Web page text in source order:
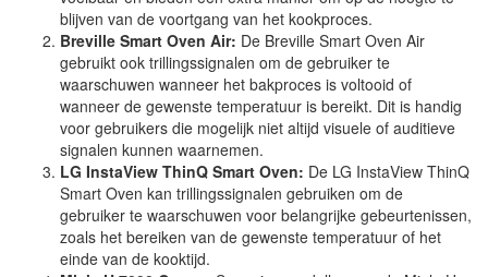
blijven van de voortgang van het kookproces.
Breville Smart Oven Air: De Breville Smart Oven Air
gebruikt ook trillingssignalen om de gebruiker te
waarschuwen wanneer het bakproces is voltooid of
wanneer de gewenste temperatuur is bereikt. Dit is handig
voor gebruikers die mogelijk niet altijd visuele of auditieve
signalen kunnen waarnemen.
LG InstaView ThinQ Smart Oven: De LG InstaView ThinQ
Smart Oven kan trillingssignalen gebruiken om de
gebruiker te waarschuwen voor belangrijke gebeurtenissen,
zoals het bereiken van de gewenste temperatuur of het
einde van de kooktijd.